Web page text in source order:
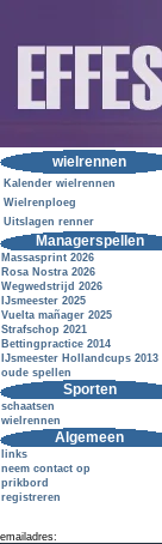
wielrennen
Kalender wielrennen
Wielrenploeg
Uitslagen renner
Managerspellen
Massasprint 2026
Rosa Nostra 2026
Wegwedstrijd 2026
IJsmeester 2025
Vuelta mañager 2025
Strafschop 2021
Bettingpractice 2014
IJsmeester Hollandcups 2013
oude spellen
Sporten
schaatsen
wielrennen
Algemeen
links
neem contact op
prikbord
registreren
emailadres: